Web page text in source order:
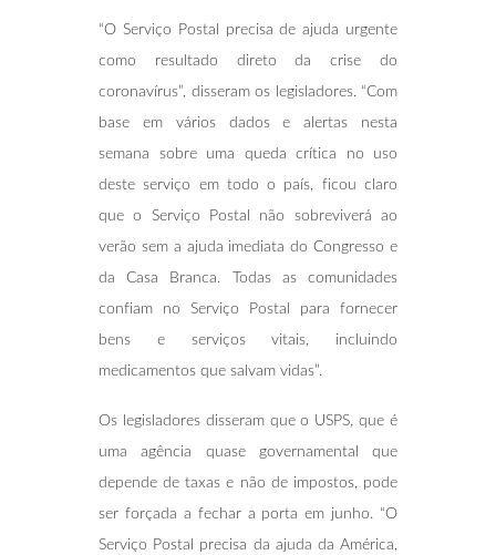
“O Serviço Postal precisa de ajuda urgente
como resultado direto da crise do
coronavírus”, disseram os legisladores. “Com
base em vários dados e alertas nesta
semana sobre uma queda crítica no uso
deste serviço em todo o país, ficou claro
que o Serviço Postal não sobreviverá ao
verão sem a ajuda imediata do Congresso e
da Casa Branca. Todas as comunidades
confiam no Serviço Postal para fornecer
bens e serviços vitais, incluindo
medicamentos que salvam vidas”.
Os legisladores disseram que o USPS, que é
uma agência quase governamental que
depende de taxas e não de impostos, pode
ser forçada a fechar a porta em junho. “O
Serviço Postal precisa da ajuda da América,